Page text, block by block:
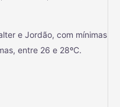
e Jordão, com mínimas
entre 26 e 28ºC.